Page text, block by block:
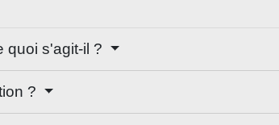
quoi s'agit-il ?
?